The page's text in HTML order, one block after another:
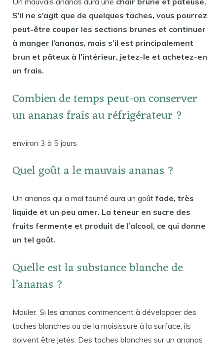
S’il ne s’agit que de quelques taches, vous pourrez
peut-être couper les sections brunes et continuer
à manger l’ananas, mais s’il est principalement
brun et pâteux à l’intérieur, jetez-le et achetez-en
un frais.
Combien de temps peut-on conserver
un ananas frais au réfrigérateur ?
environ 3 à 5 jours
Quel goût a le mauvais ananas ?
Un ananas qui a mal tourné aura un goût fade, très
liquide et un peu amer. La teneur en sucre des
fruits fermente et produit de l’alcool, ce qui donne
un tel goût.
Quelle est la substance blanche de
l’ananas ?
Mouler. Si les ananas commencent à développer des
taches blanches ou de la moisissure à la surface, ils
doivent être jetés. Des taches blanches sur un ananas